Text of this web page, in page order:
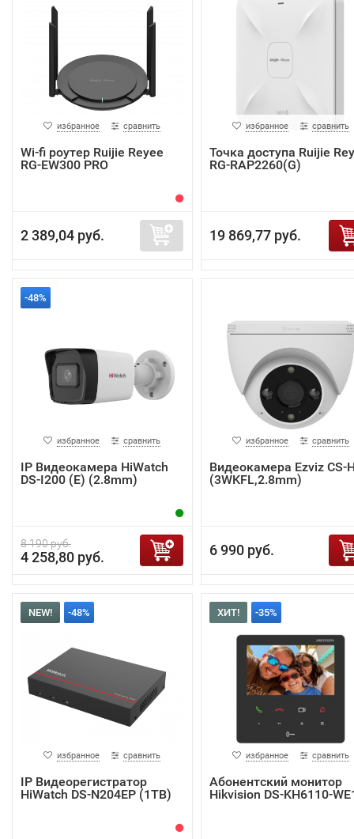
избранное сравнить
Wi-fi роутер Ruijie Reyee
RG-EW300 PRO
2 389,04 руб.
избранное сравнить
Точка доступа Ruijie
RG-RAP2260(G)
19 869,77 руб.
-48%
избранное сравнить
IP Видеокамера HiWatch
DS-I200 (E) (2.8mm)
8 190 руб.
4 258,80 руб.
избранное сравнить
Видеокамера Ezviz CS-
(3WKFL,2.8mm)
6 990 руб.
NEW! -48%
избранное сравнить
IP Видеорегистратор
HiWatch DS-N204EP (1TB)
ХИТ! -35%
избранное сравнить
Абонентский монитор
Hikvision DS-KH6110-